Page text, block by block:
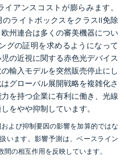
イアンスコストが膨らみます。
ライトボックスをクラスII免除
州連合は多くの審美機器につい
グの証明を求めるようになって
の近視に関する赤色光デバイス
輸入モデルを突然販売停止にし
グローバル展開戦略を複雑化さ
を持つ企業に有利に働き、光線
をやや抑制しています。
よび抑制要因の影響を加算的ではな
います。影響予測は、ベースライン
の相互作用を反映しています。